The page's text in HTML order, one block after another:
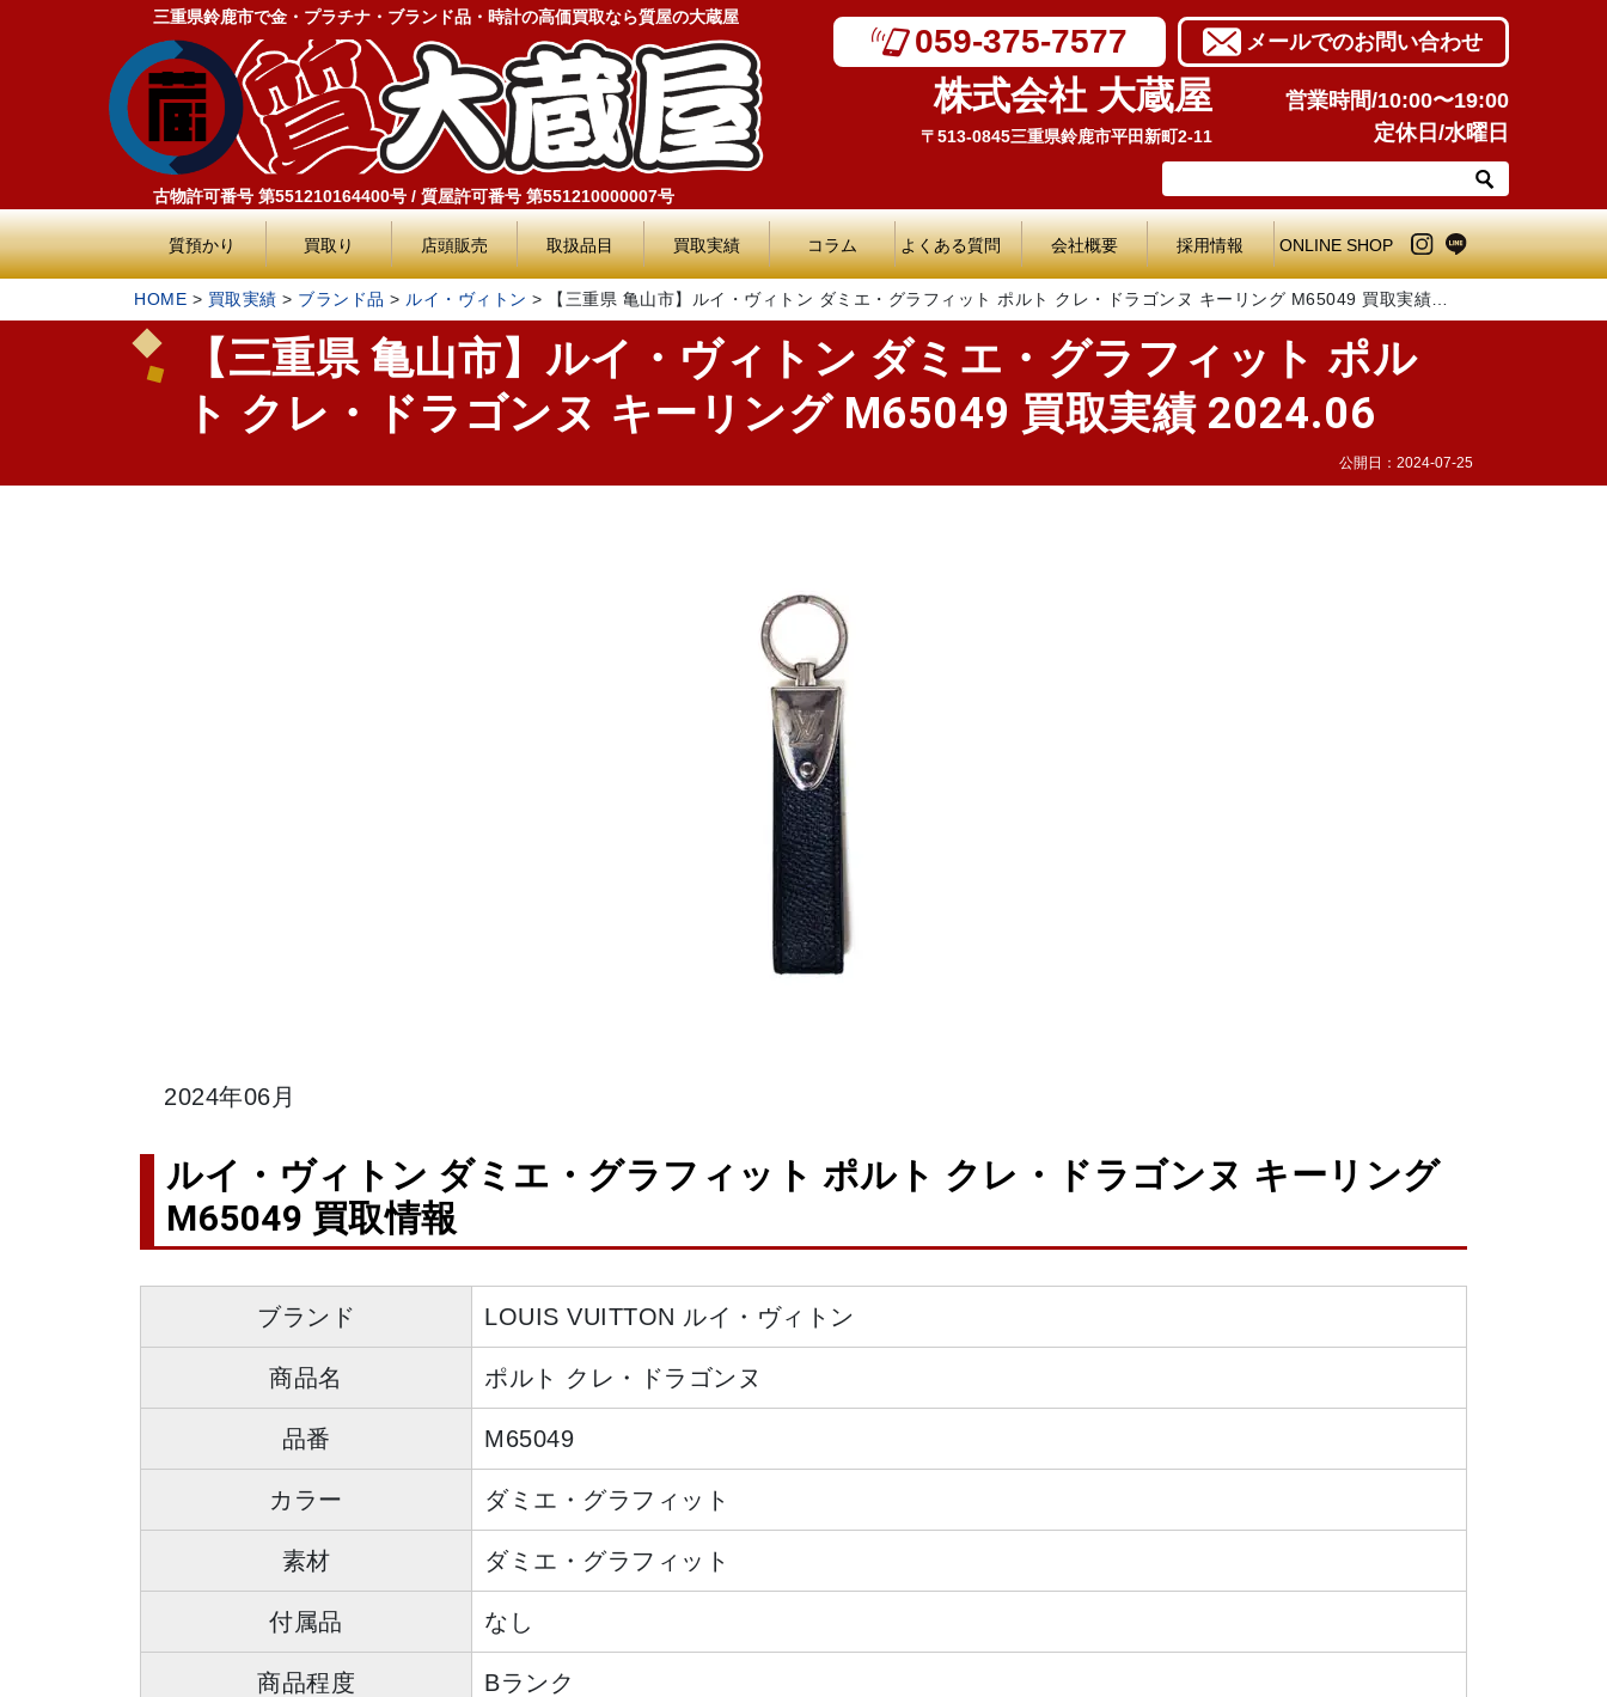
三重県鈴鹿市で金・プラチナ・ブランド品・時計の高価買取なら質屋の大蔵屋
古物許可番号 第551210164400号 / 質屋許可番号 第551210000007号
059-375-7577 メールでのお問い合わせ
株式会社 大蔵屋
〒513-0845三重県鈴鹿市平田新町2-11
営業時間/10:00〜19:00
定休日/水曜日
質預かり 買取り 店頭販売 取扱品目 買取実績 コラム よくある質問 会社概要 採用情報 ONLINE SHOP
HOME > 買取実績 > ブランド品 > ルイ・ヴィトン >
【三重県 亀山市】ルイ・ヴィトン ダミエ・グラフィット ポルト クレ・ドラゴンヌ キーリング M65049 買取実績
2024.06
【三重県 亀山市】ルイ・ヴィトン ダミエ・グラフィット ポル
ト クレ・ドラゴンヌ キーリング M65049 買取実績 2024.06
公開日： 2024-07-25
2024年06月
ルイ・ヴィトン ダミエ・グラフィット ポルト クレ・ドラゴンヌ キーリング
M65049 買取情報
ブランド LOUIS VUITTON ルイ・ヴィトン
商品名 ポルト クレ・ドラゴンヌ
品番 M65049
カラー ダミエ・グラフィット
素材 ダミエ・グラフィット
付属品 なし
商品程度 Bランク